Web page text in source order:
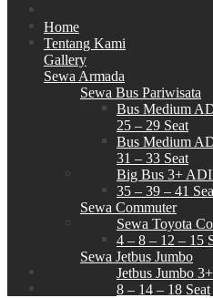
Home
Tentang Kami
Gallery
Sewa Armada
Sewa Bus Pariwisata
Bus Medium
25 – 29 Seat
Bus Medium
31 – 33 Seat
Big Bus 3+
35 – 39 – 41
Sewa Commuter
Sewa Toyota
4 – 8 – 12 – 15
Sewa Jetbus Jumbo
Jetbus Jumbo
8 – 14 – 18 Seat